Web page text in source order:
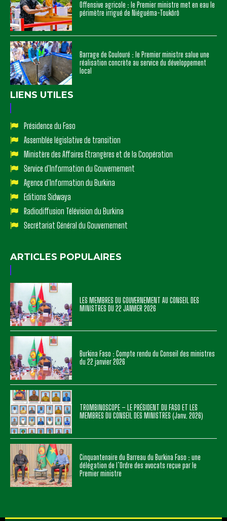
Offensive agricole : le Premier ministre met en eau le
périmètre irrigué de Niéguéma-Toukôrô
Barrage de Goulouré : le Premier ministre salue une
réalisation concrète au service du développement
local
LIENS UTILES
Présidence du Faso
Assemblée législative de transition
Ministère des Affaires Etrangères et de la Coopération
Service d'Information du Gouvernement
Agence d'Information du Burkina
Editions Sidwaya
Radiodiffusion Télévision du Burkina
Secrétariat Général du Gouvernement
ARTICLES POPULAIRES
LES MEMBRES DU GOUVERNEMENT AU CONSEIL DES
MINISTRES DU 22 JANVIER 2026
Burkina Faso : Compte rendu du Conseil des ministres
du 22 janvier 2026
TROMBINOSCOPE – LE PRÉSIDENT DU FASO ET LES
MEMBRES DU CONSEIL DES MINISTRES (Janv. 2026)
Cinquantenaire du Barreau du Burkina Faso : une
délégation de l’Ordre des avocats reçue par le
Premier ministre